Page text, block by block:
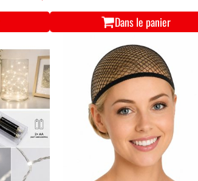
Dans le panier